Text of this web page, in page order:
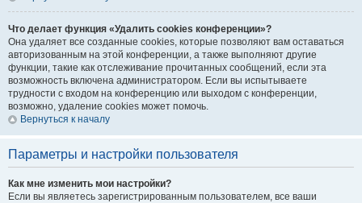
Что делает функция «Удалить cookies конференции»?
Она удаляет все созданные cookies, которые позволяют вам оставаться
авторизованным на этой конференции, а также выполняют другие
функции, такие как отслеживание прочитанных сообщений, если эта
возможность включена администратором. Если вы испытываете
трудности с входом на конференцию или выходом с конференции,
возможно, удаление cookies может помочь.
Вернуться к началу
Параметры и настройки пользователя
Как мне изменить мои настройки?
Если вы являетесь зарегистрированным пользователем, все ваши